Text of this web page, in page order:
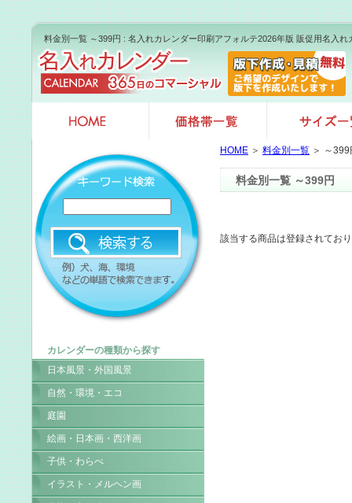
料金別一覧 ～399円 : 名入れカレンダー印刷アフォルテ2026年版 販促用名入れ
カレンダーの種類から探す
日本風景・外国風景
自然・環境・エコ
庭園
絵画・日本画・西洋画
子供・わらべ
イラスト・メルヘン画
HOME ＞ 料金別一覧 ＞ ～399
料金別一覧 ～399円
該当する商品は登録されてお